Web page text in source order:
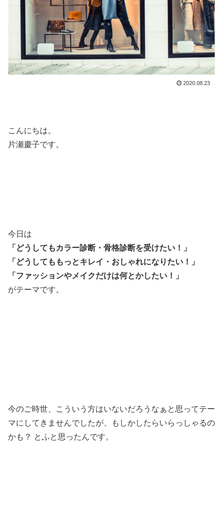
2020.08.23
こんにちは。
片瀬慶子です。
今日は
「どうしてもカラー診断・骨格診断を受けたい！」
「どうしてももっとキレイ・おしゃれになりたい！」
「ファッションやメイクだけは何とかしたい！」
がテーマです。
今のご時世、こういう方はいないだろうなぁと思ってテー
マにしてきませんでしたが、もしかしたらいらっしゃるの
かも？ とふと思ったんです。